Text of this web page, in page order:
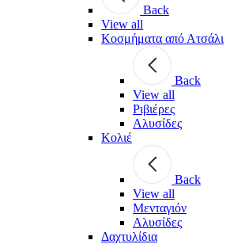
Back
View all
Κοσμήματα από Ατσάλι
Back
View all
Ριβιέρες
Αλυσίδες
Κολιέ
Back
View all
Μενταγιόν
Αλυσίδες
Δαχτυλίδια